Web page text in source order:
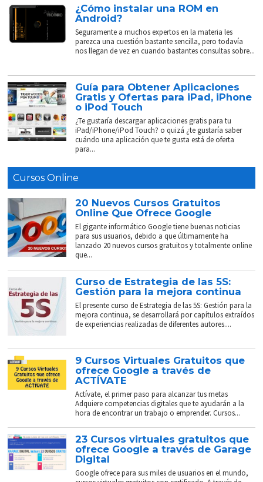
¿Cómo instalar una ROM en
Android?
Seguramente a muchos expertos en la materia les
parezca una cuestión bastante sencilla, pero todavía
nos llegan de vez en cuando bastantes consultas sobre...
Guía para Obtener Aplicaciones
Gratis y Ofertas para iPad, iPhone
o iPod Touch
¿Te gustaría descargar aplicaciones gratis para tu
iPad/iPhone/iPod Touch? o quizá ¿te gustaría saber
cuándo una aplicación que te gusta está de oferta
para...
Cursos Online
20 Nuevos Cursos Gratuitos
Online Que Ofrece Google
El gigante informático Google tiene buenas noticias
para sus usuarios, debido a que últimamente ha
lanzado 20 nuevos cursos gratuitos y totalmente online
que...
Curso de Estrategia de las 5S:
Gestión para la mejora continua
El presente curso de Estrategia de las 5S: Gestión para la
mejora continua, se desarrollará por capítulos extraídos
de experiencias realizadas de diferentes autores....
9 Cursos Virtuales Gratuitos que
ofrece Google a través de
ACTÍVATE
Actívate, el primer paso para alcanzar tus metas
Adquiere competencias digitales que te ayudarán a la
hora de encontrar un trabajo o emprender. Cursos...
23 Cursos virtuales gratuitos que
ofrece Google a través de Garage
Digital
Google ofrece para sus miles de usuarios en el mundo,